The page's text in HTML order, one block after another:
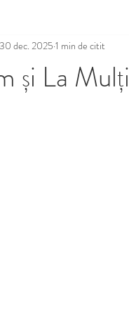
și La
30 dec. 2025 1 min de citit